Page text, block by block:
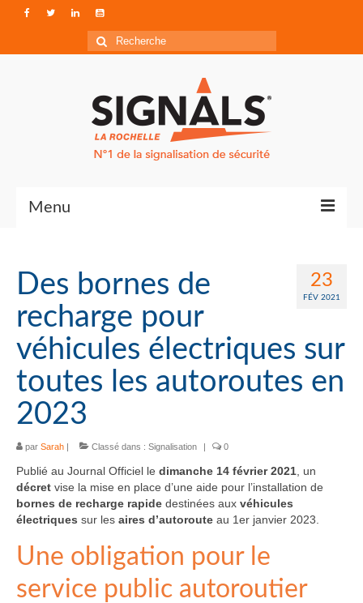
Rechercher
:
Menu
Qui sommes-nous ?
Accéder à Signals
23
FÉV 2021
Des bornes de
recharge pour
véhicules électriques sur
toutes les autoroutes en
2023
par Sarah | Classé dans : Signalisation | 0
Publié au Journal Officiel le dimanche 14 février 2021 , un
décret vise la mise en place d’une aide pour l’installation de
bornes de recharge rapide destinées aux véhicules
électriques sur les aires d’autoroute au 1er janvier 2023.
Une obligation pour le
service public autoroutier